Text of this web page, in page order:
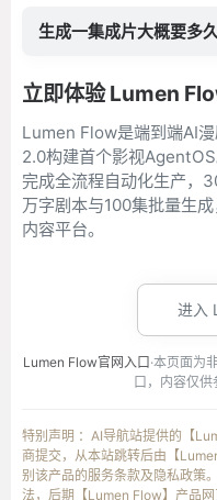
生成一集成片大概要多久
立即体验 Lumen
Lumen Flow是端到端AI
2.0构建首个影视
完成全流程自动化生产，
万字剧本与100集批量生
内容平台。
进入
Lumen Flow官网入口 ·本页面为
口，内容仅供
特别声明 ：AI导航站提供的【
商提交，从本站跳转后由【
别该产品的服务条款及隐私政策
法，后期【Lumen Flow】产品